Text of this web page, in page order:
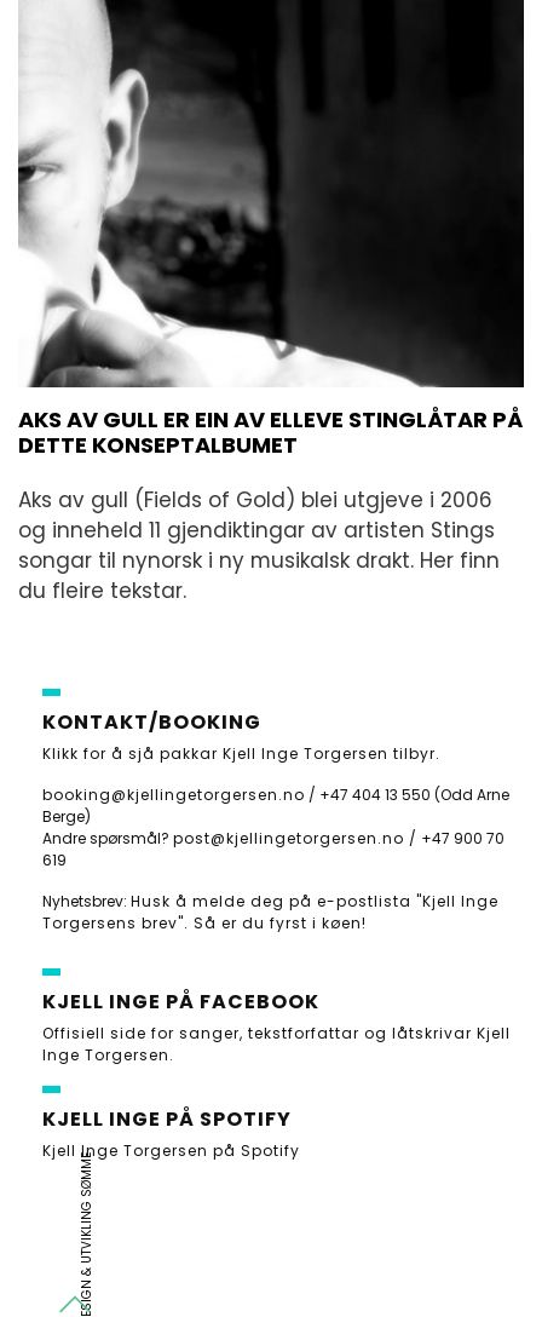
AKS AV GULL ER EIN AV ELLEVE STINGLÅTAR PÅ
DETTE KONSEPTALBUMET
Aks av gull (Fields of Gold) blei utgjeve i 2006
og inneheld 11 gjendiktingar av artisten Stings
songar til nynorsk i ny musikalsk drakt. Her finn
du fleire tekstar.
KONTAKT/BOOKING
Klikk for å sjå pakkar Kjell Inge Torgersen tilbyr.
booking@kjellingetorgersen.no / +47 404 13 550 (Odd Arne
Berge)
Andre spørsmål? post@kjellingetorgersen.no / +47 900 70
619
Nyhetsbrev: Husk å melde deg på e-postlista "Kjell Inge
Torgersens brev". Så er du fyrst i køen!
KJELL INGE PÅ FACEBOOK
Offisiell side for sanger, tekstforfattar og låtskrivar Kjell
Inge Torgersen.
KJELL INGE PÅ SPOTIFY
Kjell Inge Torgersen på Spotify
DESIGN & UTVIKLING SØMME